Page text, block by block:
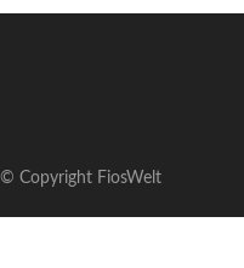
© Copyright FiosWelt